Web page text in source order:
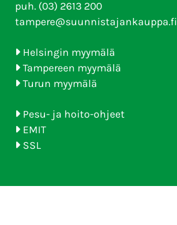
puh. (03) 2613 200
tampere@suunnistajankauppa.fi
Helsingin myymälä
Tampereen myymälä
Turun myymälä
Pesu- ja hoito-ohjeet
EMIT
SSL